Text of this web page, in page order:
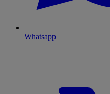
Whatsapp